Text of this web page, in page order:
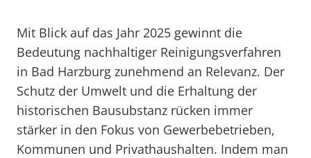
Mit Blick auf das Jahr 2025 gewinnt die
Bedeutung nachhaltiger Reinigungsverfahren
in Bad Harzburg zunehmend an Relevanz. Der
Schutz der Umwelt und die Erhaltung der
historischen Bausubstanz rücken immer
stärker in den Fokus von Gewerbebetrieben,
Kommunen und Privathaushalten. Indem man